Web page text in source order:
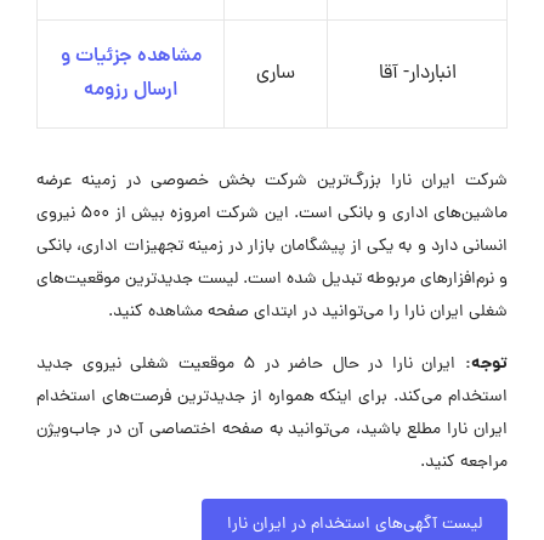
انباردار- آقا ساری
مشاهده جزئیات و
ارسال رزومه
شرکت ایران نارا بزرگ‌ترین شرکت بخش خصوصی در زمینه عرضه
ماشین‌های اداری و بانکی است. این شرکت امروزه بیش از 500 نیروی
انسانی دارد و به یکی از پیشگامان بازار در زمینه تجهیزات اداری، بانکی
و نرم‌افزارهای مربوطه تبدیل شده است. لیست جدیدترین موقعیت‌های
شغلی ایران نارا را می‌توانید در ابتدای صفحه مشاهده کنید.
توجه:
ایران نارا در حال حاضر در ۵ موقعیت شغلی نیروی جدید
استخدام می‌کند. برای اینکه همواره از جدیدترین فرصت‌های استخدام
ایران نارا مطلع باشید، می‌توانید به صفحه اختصاصی آن در جاب‌ویژن
مراجعه کنید.
لیست آگهی‌های استخدام در ایران نارا